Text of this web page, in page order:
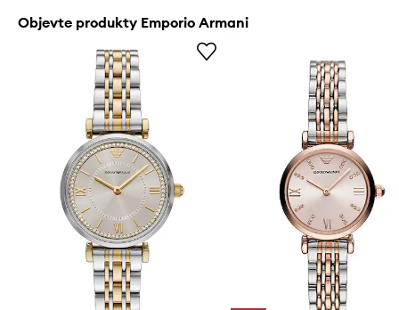
Objevte produkty Emporio Armani